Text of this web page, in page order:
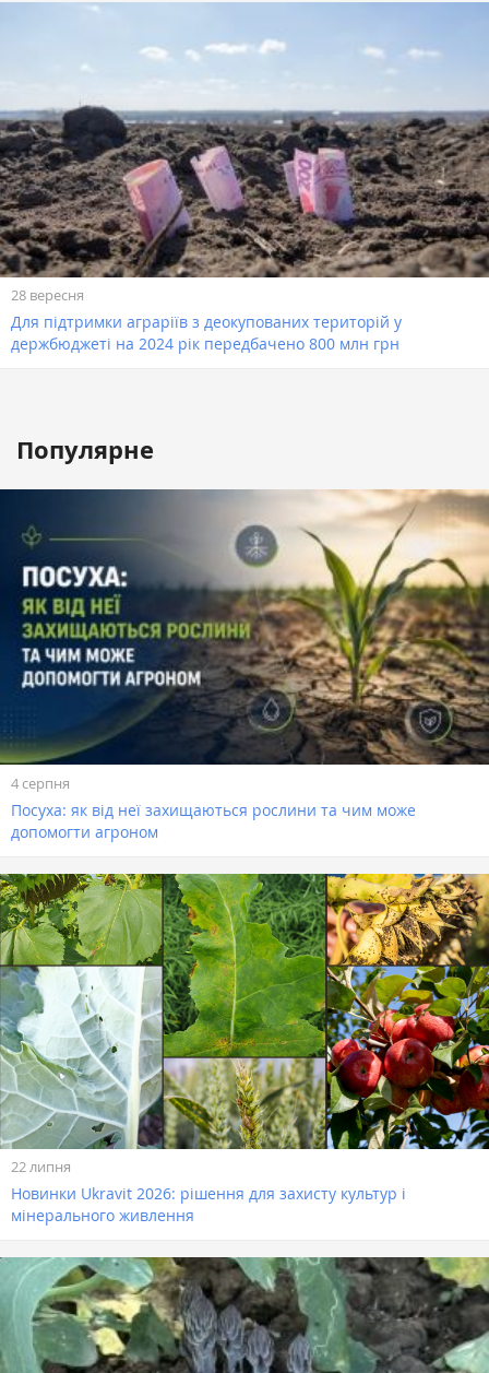
28 вересня
Для підтримки аграріїв з деокупованих територій у
держбюджеті на 2024 рік передбачено 800 млн грн
Популярне
4 серпня
Посуха: як від неї захищаються рослини та чим може
допомогти агроном
22 липня
Новинки Ukravit 2026: рішення для захисту культур і
мінерального живлення